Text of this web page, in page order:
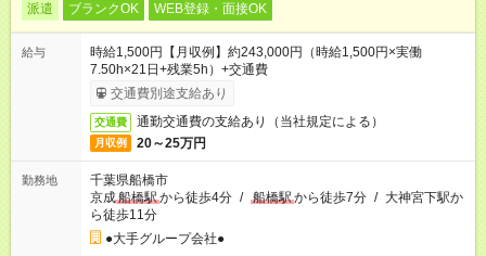
派遣 ブランクOK WEB登録・面接OK
給与
時給1,500円【月収例】約243,000円（時給1,500円×実働
7.50h×21日+残業5h）+交通費
交通費別途支給あり
交通費 通勤交通費の支給あり（当社規定による）
月収例 20～25万円
勤務地
千葉県船橋市
京成船橋駅から徒歩4分 / 船橋駅から徒歩7分 / 大神宮下駅か
ら徒歩11分
●大手グループ会社●